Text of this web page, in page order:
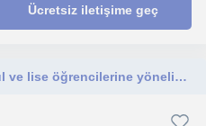
Ücretsiz iletişime geç
"Coğrafya öğretmeni. Ortaokul ve lise öğrencilerine yönelik özel dersler veren, okul başarısını ve sınav performansını artırmak